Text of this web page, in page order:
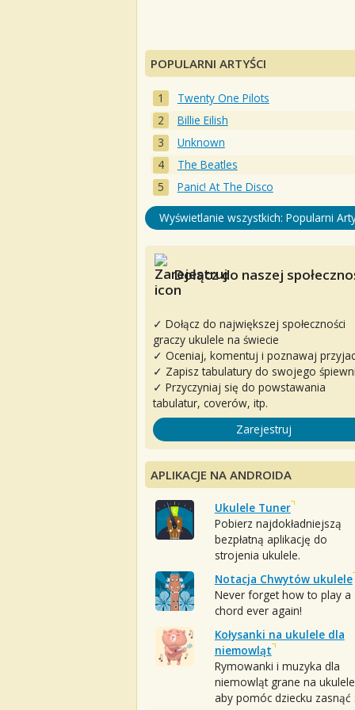
POPULARNI ARTYŚCI
Twenty One Pilots
Billie Eilish
Unknown
The Beatles
Panic! At The Disco
Wyświetlanie wszystkich: Popularni
Dołącz do naszej
✓ Dołącz do największej społeczności
graczy ukulele na świecie
✓ Oceniaj, komentuj i poznawaj
✓ Zapisz tabulatury do swojego
✓ Przyczyniaj się do powstawania
tabulatur, coverów, itp.
Zarejestruj
APLIKACJE NA ANDROIDA
Ukulele Tuner
Pobierz najdokładniejszą
bezpłatną aplikację do
strojenia ukulele.
Notacja Chwytów ukulele
Never forget how to play a
chord ever again!
Kołysanki na ukulele dla
niemowląt
Rymowanki i muzyka dla
niemowląt grane na
aby pomóc dziecku zasnąć